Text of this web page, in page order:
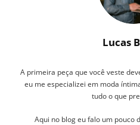
Lucas
A primeira peça que você veste
eu me especializei em moda
tudo o que
Aqui no blog eu falo um pouco